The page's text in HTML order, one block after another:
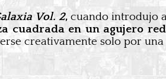
Vol. 2,cuando introdujo
cuadrada en un agujero
creativamente solo por una